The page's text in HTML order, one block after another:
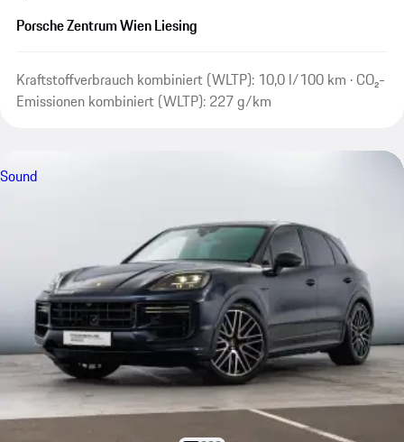
Porsche Zentrum Wien Liesing
Kraftstoffverbrauch kombiniert (WLTP): 10,0 l/100 km · CO₂-
Emissionen kombiniert (WLTP): 227 g/km
Sound